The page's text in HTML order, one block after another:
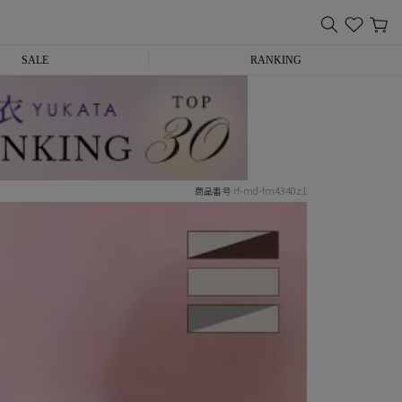
SALE RANKING
商品番号 rf-md-fm4340z1